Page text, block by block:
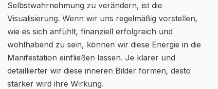
Selbstwahrnehmung zu verändern, ist die
Visualisierung. Wenn wir uns regelmäßig vorstellen,
wie es sich anfühlt, finanziell erfolgreich und
wohlhabend zu sein, können wir diese Energie in die
Manifestation einfließen lassen. Je klarer und
detaillierter wir diese inneren Bilder formen, desto
stärker wird ihre Wirkung.